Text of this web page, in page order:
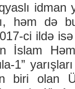
idman
həm də
ci ildə isə
İslam
1”
biri olan